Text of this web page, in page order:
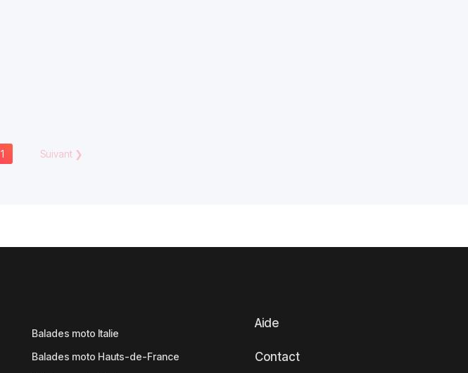
1 Suivant❯
Balades moto Italie
Balades moto Hauts-de-France
Aide
Contact